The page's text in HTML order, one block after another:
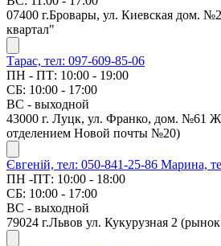
07400 г.Бровары, ул. Киевская дом.
квартал"
Тарас, тел: 097-609-85-06
ПН - ПТ: 10:00 - 19:00
СБ: 10:00 - 17:00
ВС - выходной
43000 г. Луцк, ул. Франко, дом. №61
отделением Новой почты №20)
Євгеній, тел: 050-841-25-86 Марина,
ПН -ПТ: 10:00 - 18:00
СБ: 10:00 - 17:00
ВС - выходной
79024 г.Львов ул. Кукурузная 2